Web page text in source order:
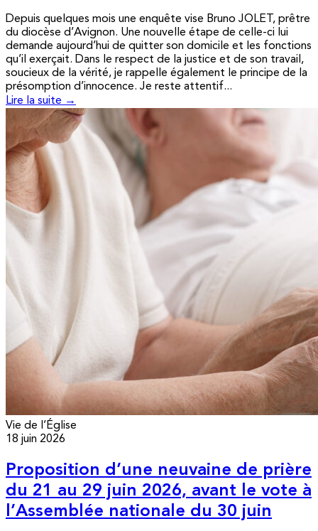
Depuis quelques mois une enquête vise Bruno JOLET, prêtre
du diocèse d’Avignon. Une nouvelle étape de celle-ci lui
demande aujourd’hui de quitter son domicile et les fonctions
qu’il exerçait. Dans le respect de la justice et de son travail,
soucieux de la vérité, je rappelle également le principe de la
présomption d’innocence. Je reste attentif...
Lire la suite →
Vie de l’Église
18 juin 2026
Proposition d’une neuvaine de prière
du 21 au 29 juin 2026, avant le vote à
l’Assemblée nationale du 30 juin